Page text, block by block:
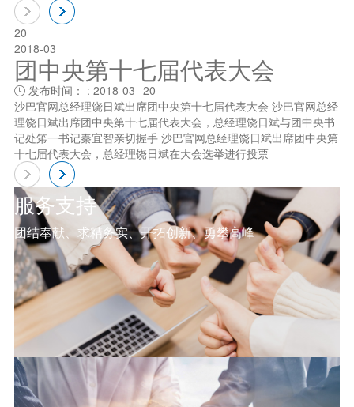
20
2018-03
团中央第十七届代表大会
发布时间： : 2018-03--20
沙巴官网总经理饶日斌出席团中央第十七届代表大会 沙巴官网总经
理饶日斌出席团中央第十七届代表大会，总经理饶日斌与团中央书
记处笫一书记秦宜智亲切握手 沙巴官网总经理饶日斌出席团中央第
十七届代表大会，总经理饶日斌在大会选举进行投票
服务支持
团结奉献、求精务实、开拓创新、勇攀高峰